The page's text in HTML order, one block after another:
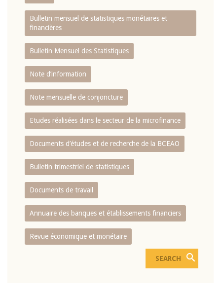
Bulletin mensuel de statistiques monétaires et
financières
Bulletin Mensuel des Statistiques
Note d’information
Note mensuelle de conjoncture
Etudes réalisées dans le secteur de la microfinance
Documents d’études et de recherche de la BCEAO
Bulletin trimestriel de statistiques
Documents de travail
Annuaire des banques et établissements financiers
Revue économique et monétaire